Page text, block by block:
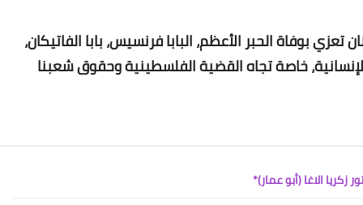
بوفاة الحبر الأعظم، البابا فرنسيس، بابا الفاتيكان،
خاصة تجاه القضية الفلسطينية وحقوق شعبنا
الاغا (أبو عمار)*
Www.albuss.net
14 أغسطس 2022